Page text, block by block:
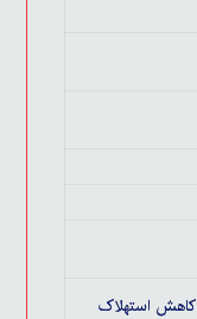
کاهش استهلاک